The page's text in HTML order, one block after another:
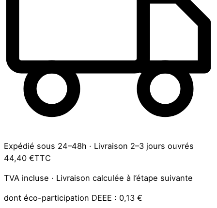
Expédié sous 24–48h · Livraison 2–3 jours ouvrés
44,40 €TTC
TVA incluse · Livraison calculée à l’étape suivante
dont éco-participation DEEE : 0,13 €